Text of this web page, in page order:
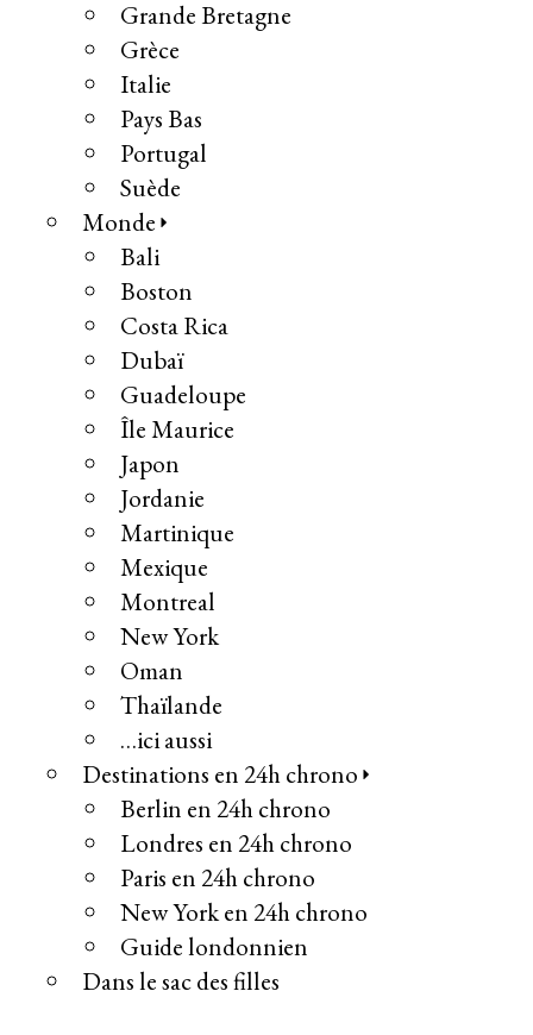
Grande Bretagne
Grèce
Italie
Pays Bas
Portugal
Suède
Monde
Bali
Boston
Costa Rica
Dubaï
Guadeloupe
Île Maurice
Japon
Jordanie
Martinique
Mexique
Montreal
New York
Oman
Thaïlande
…ici aussi
Destinations en 24h chrono
Berlin en 24h chrono
Londres en 24h chrono
Paris en 24h chrono
New York en 24h chrono
Guide londonnien
Dans le sac des filles